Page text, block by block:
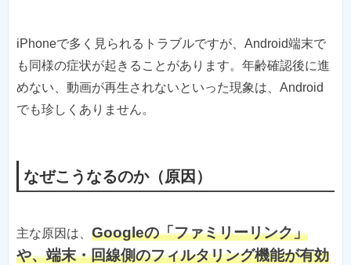
iPhoneで多く見られるトラブルですが、Android端末で
も同様の症状が起きることがあります。年齢確認後に進
めない、動画が再生されないといった現象は、Android
でも珍しくありません。
なぜこうなるのか（原因）
主な原因は、 Googleの「ファミリーリンク」
や、端末・回線側のフィルタリング機能が有効